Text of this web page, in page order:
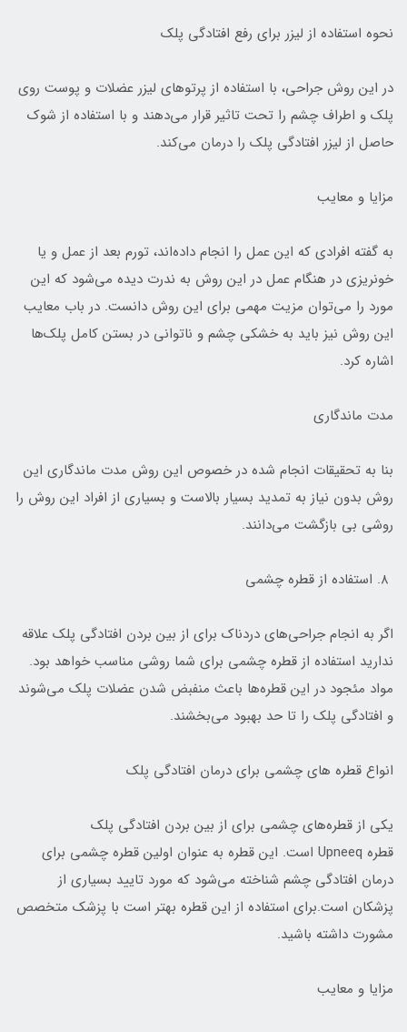
نحوه استفاده از لیزر برای رفع افتادگی پلک
در این روش جراحی، با استفاده از پرتوهای لیزر عضلات و پوست روی
پلک و اطراف چشم را تحت تاثیر قرار می‌دهند و با استفاده از شوک
حاصل از لیزر افتادگی پلک را درمان می‌کند.
مزایا و معایب
به گفته افرادی که این عمل را انجام داده‌اند، تورم بعد از عمل و یا
خونریزی در هنگام عمل در این روش به ندرت دیده می‌شود که این
مورد را می‌توان مزیت مهمی برای این روش دانست. در باب معایب
این روش نیز باید به خشکی چشم و ناتوانی در بستن کامل پلک‌ها
اشاره کرد.
مدت ماندگاری
بنا به تحقیقات انجام شده در خصوص این روش مدت ماندگاری این
روش بدون نیاز به تمدید بسیار بالاست و بسیاری از افراد این روش را
روشی بی بازگشت می‌دانند.
اگر به انجام جراحی‌های دردناک برای از بین بردن افتادگی پلک علاقه
ندارید استفاده از قطره چشمی برای شما روشی مناسب خواهد بود.
مواد مئجود در این قطره‌ها باعث منفبض شدن عضلات پلک می‌شوند
و افتادگی پلک را تا حد بهبود می‌بخشند.
انواع قطره های چشمی برای درمان افتادگی پلک
یکی از قطره‌های چشمی برای از بین بردن افتادگی پلک
قطره Upneeq است. این قطره به عنوان اولین قطره چشمی برای
درمان افتادگی چشم شناخته می‌شود که مورد تایید بسیاری از
پزشکان است.برای استفاده از این قطره بهتر است با پزشک متخصص
مشورت داشته باشید.
مزایا و معایب